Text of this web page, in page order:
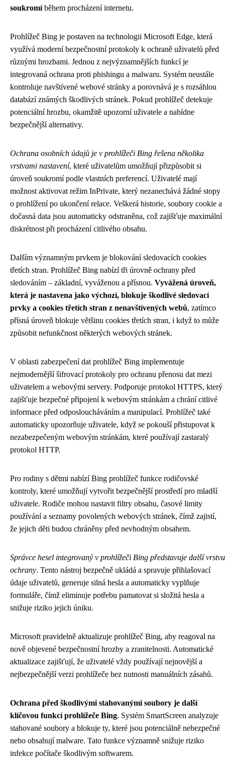
soukromíběhem procházení internetu.
Prohlížeč Bing je postaven na technologii Microsoft Edge, která
využívá moderní bezpečnostní protokoly k ochraně uživatelů před
různými hrozbami. Jednou z nejvýznamnějších funkcí je
integrovaná ochrana proti phishingu a malwaru. Systém neustále
kontroluje navštívené webové stránky a porovnává je s rozsáhlou
databází známých škodlivých stránek. Pokud prohlížeč detekuje
potenciální hrozbu, okamžitě upozorní uživatele a nabídne
bezpečnější alternativy.
Ochrana osobních údajů je v prohlížeči Bing řešena několika
vrstvami nastavení, které uživatelům umožňují přizpůsobit si
úroveň soukromí podle vlastních preferencí. Uživatelé mají
možnost aktivovat režim InPrivate, který nezanechává žádné stopy
o prohlížení po ukončení relace. Veškerá historie, soubory cookie a
dočasná data jsou automaticky odstraněna, což zajišťuje maximální
diskrétnost při procházení citlivého obsahu.
Dalším významným prvkem je blokování sledovacích cookies
třetích stran. Prohlížeč Bing nabízí tři úrovně ochrany před
sledováním – základní, vyváženou a přísnou. Vyvážená úroveň,
která je nastavena jako výchozí, blokuje škodlivé sledovací
prvky a cookies třetích stran z nenavštívených webů, zatímco
přísná úroveň blokuje většinu cookies třetích stran, i když to může
způsobit nefunkčnost některých webových stránek.
V oblasti zabezpečení dat prohlížeč Bing implementuje
nejmodernější šifrovací protokoly pro ochranu přenosu dat mezi
uživatelem a webovými servery. Podporuje protokol HTTPS, který
zajišťuje bezpečné připojení k webovým stránkám a chrání citlivé
informace před odposloucháváním a manipulací. Prohlížeč také
automaticky upozorňuje uživatele, když se pokouší přistupovat k
nezabezpečeným webovým stránkám, které používají zastaralý
protokol HTTP.
Pro rodiny s dětmi nabízí Bing prohlížeč funkce rodičovské
kontroly, které umožňují vytvořit bezpečnější prostředí pro mladší
uživatele. Rodiče mohou nastavit filtry obsahu, časové limity
používání a seznamy povolených webových stránek, čímž zajistí,
že jejich děti budou chráněny před nevhodným obsahem.
Správce hesel integrovaný v prohlížeči Bing představuje další vrstvu
ochrany. Tento nástroj bezpečně ukládá a spravuje přihlašovací
údaje uživatelů, generuje silná hesla a automaticky vyplňuje
formuláře, čímž eliminuje potřebu pamatovat si složitá hesla a
snižuje riziko jejich úniku.
Microsoft pravidelně aktualizuje prohlížeč Bing, aby reagoval na
nově objevené bezpečnostní hrozby a zranitelnosti. Automatické
aktualizace zajišťují, že uživatelé vždy používají nejnovější a
nejbezpečnější verzi prohlížeče bez nutnosti manuálních zásahů.
Ochrana před škodlivými stahovanými soubory je další
klíčovou funkcí prohlížeče Bing. Systém SmartScreen analyzuje
stahované soubory a blokuje ty, které jsou potenciálně nebezpečné
nebo obsahují malware. Tato funkce významně snižuje riziko
infekce počítače škodlivým softwarem.